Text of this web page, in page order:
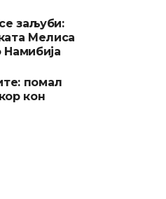
заљуби:
Мелиса
помал
кон